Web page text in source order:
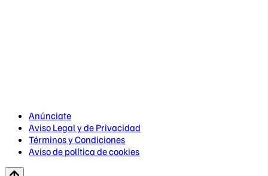
Anúnciate
Aviso Legal y de Privacidad
Términos y Condiciones
Aviso de política de cookies